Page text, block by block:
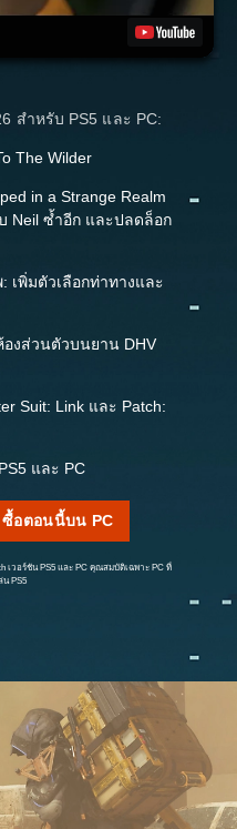
สำหรับ PS5 และ PC:
The Wilder
in a Strange Realm
Neil ซ้ำอีก และปลดล็อก
เพิ่มตัวเลือกท่าทางและ
องส่วนตัวบนยาน DHV
Suit: Link และ Patch:
และ PC
ซื้อตอนนี้บน PC
เวอร์ชัน PS5 และ PC คุณสมบัติเฉพาะ PC ที่
น PS5